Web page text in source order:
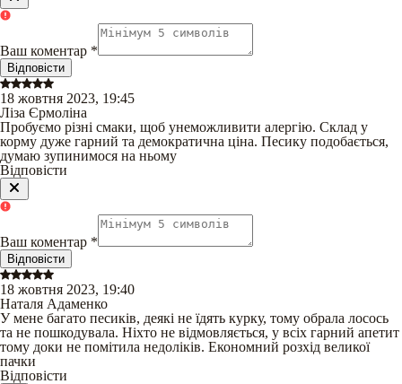
Ваш коментар *
Відповісти
18 жовтня 2023, 19:45
Ліза Єрмоліна
Пробуємо різні смаки, щоб унеможливити алергію. Склад у
корму дуже гарний та демократична ціна. Песику подобається,
думаю зупинимося на ньому
Відповісти
Ваш коментар *
Відповісти
18 жовтня 2023, 19:40
Наталя Адаменко
У мене багато песиків, деякі не їдять курку, тому обрала лосось
та не пошкодувала. Ніхто не відмовляється, у всіх гарний апетит
тому доки не помітила недоліків. Економний розхід великої
пачки
Відповісти